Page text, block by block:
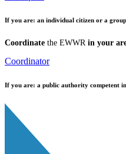
If you are: an individual citizen or a group
Coordinate the EWWR in your
Coordinator
If you are: a public authority competent